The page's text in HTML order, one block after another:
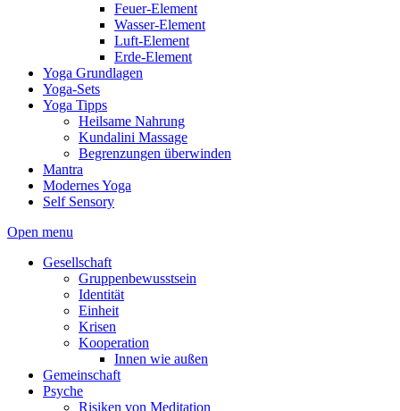
Feuer-Element
Wasser-Element
Luft-Element
Erde-Element
Yoga Grundlagen
Yoga-Sets
Yoga Tipps
Heilsame Nahrung
Kundalini Massage
Begrenzungen überwinden
Mantra
Modernes Yoga
Self Sensory
Open menu
Gesellschaft
Gruppenbewusstsein
Identität
Einheit
Krisen
Kooperation
Innen wie außen
Gemeinschaft
Psyche
Risiken von Meditation